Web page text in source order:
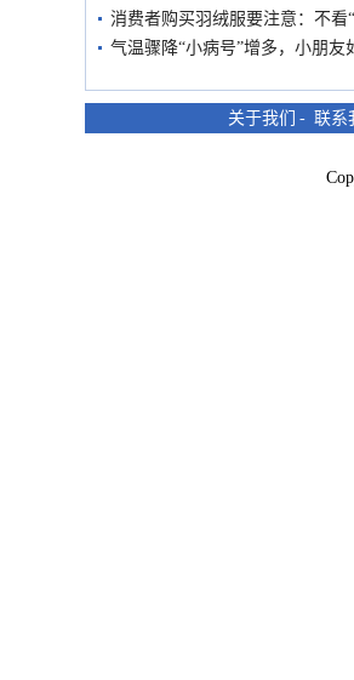
消费者购买羽绒服要注意：不看
气温骤降“小病号”增多，小朋友
关于我们 - 联系